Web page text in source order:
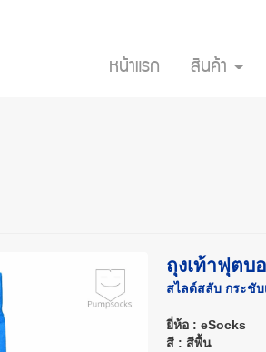
หน้าแรก สินค้า
ถุงเท้าฟุตบ
สไลด์สลับ กระชับ
ยี่ห้อ : eSocks
สี : สีพื้น